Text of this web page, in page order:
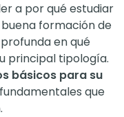
a por qué estudiar
formación de
en qué
principal tipología.
básicos para su
que